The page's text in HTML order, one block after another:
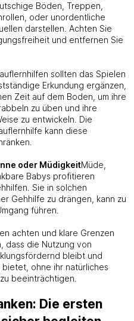
Böden, Treppen,
oder unordentliche
darstellen. Achten Sie
und entfernen Sie
sollten das Spielen
Erkundung ergänzen,
Zeit auf dem Boden, um ihre
zu üben und ihre
zu entwickeln. Die
kann diese
oder MüdigkeitMüde,
Babys profitieren
Sie in solchen
Gehhilfe zu drängen, kann zu
führen.
achten und klare Grenzen
dass die Nutzung von
bleibt und
ohne ihr natürliches
beeinträchtigen.
Die ersten